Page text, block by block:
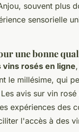
souvent plus
sensorielle
une bonne
vins rosés en ligne
le millésime, qui
avis sur vin
expériences des
l'accès à des